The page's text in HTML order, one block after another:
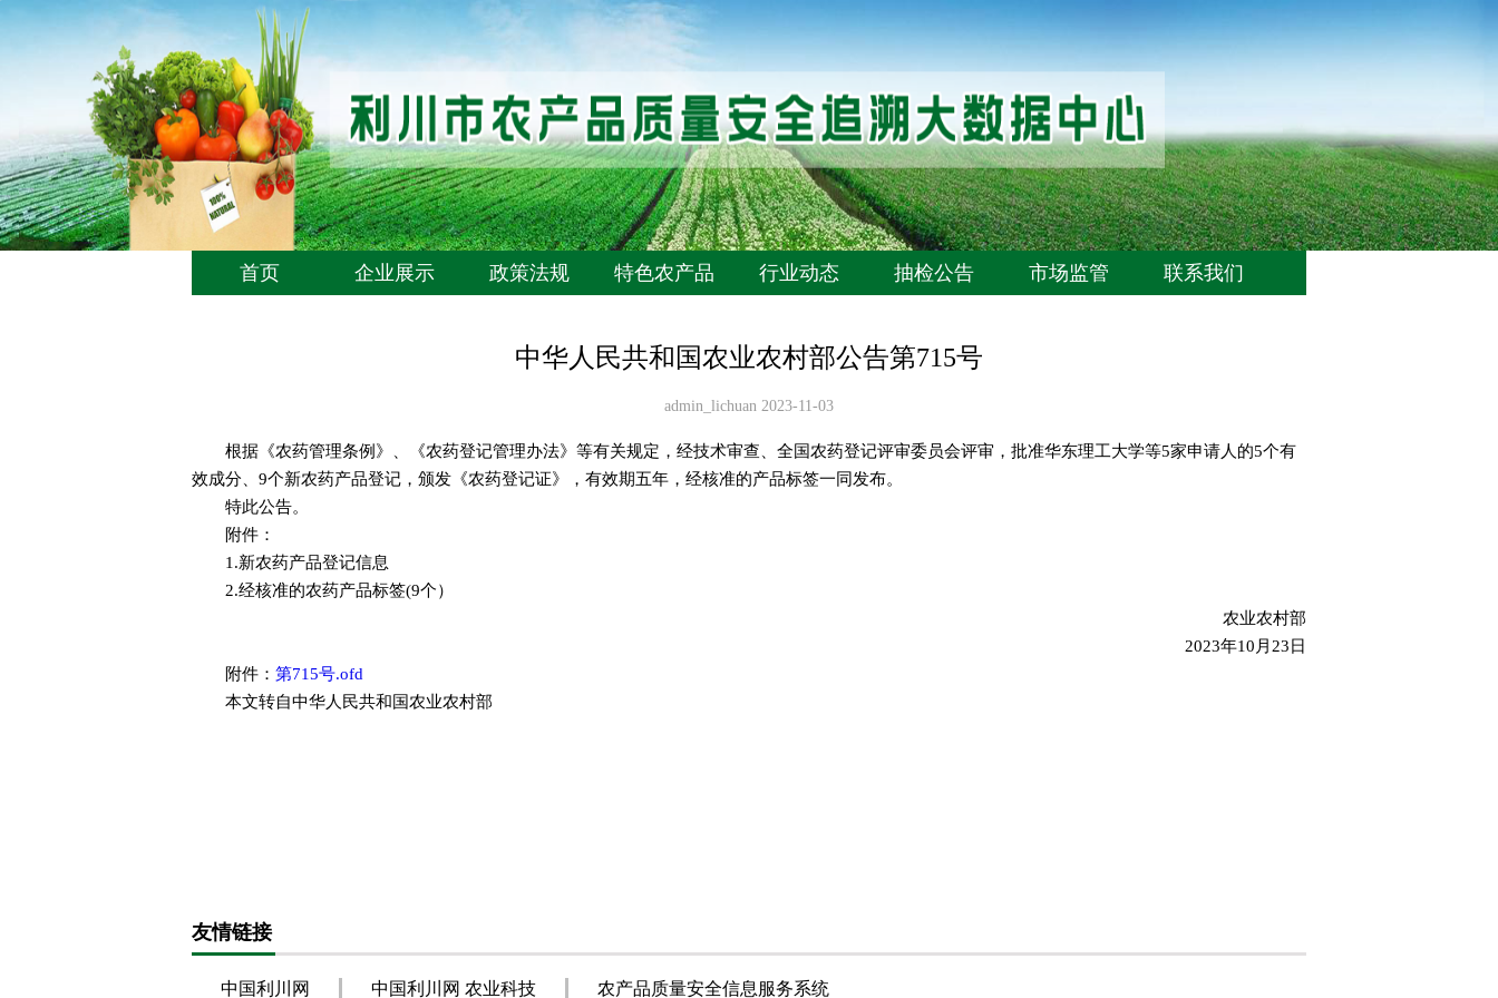
首页 企业展示 政策法规 特色农产品 行业动态 抽检公告 市场监管 联系我们
中华人民共和国农业农村部公告第715号
admin_lichuan 2023-11-03
根据《农药管理条例》、《农药登记管理办法》等有关规定，经技术审查、全国农药登记评审委员会评审，批准华东理工大学等5家申请人的5个有
效成分、9个新农药产品登记，颁发《农药登记证》，有效期五年，经核准的产品标签一同发布。
特此公告。
附件：
1.新农药产品登记信息
2.经核准的农药产品标签(9个）
农业农村部
2023年10月23日
附件： 第715号.ofd
本文转自中华人民共和国农业农村部
友情链接
中国利川网 中国利川网 农业科技 农产品质量安全信息服务系统